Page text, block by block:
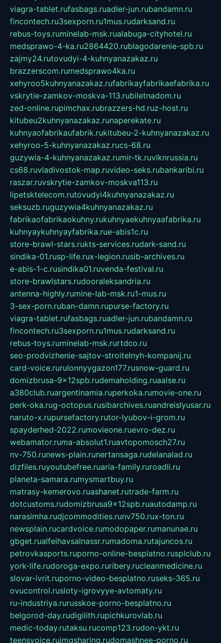
viagra-tablet.rufasbags.ruadler-jun.rubandamn.ru
fincontech.ru3sexporn.ru1mus.rudarksand.ru
rebus-toys.ruminelab-msk.rualabuga-cityhotel.ru
medsprawo-4-ka.ru2864420.rublagodarenie-spb.ru
zajmy24.rutovudyi-4-kuhnyanazakaz.ru
brazzerscom.rumedsprawo4ka.ru
xehyroo5kuhnyanazakaz.rufabrikayfabrikaefabrika.ru
vskrytie-zamkov-moskva-113.rubiletnadom.ru
zed-online.rupimchax.rubrazzers-hd.ruz-host.ru
kitubeu2kuhnyanazakaz.runaperekate.ru
kuhnyaofabrikaufabrik.rukitubeu-2-kuhnyanazakaz.ru
xehyroo-5-kuhnyanazakaz.rucs-68.ru
guzywia-4-kuhnyanazakaz.rumir-tk.ruvlknrussia.ru
cs68.ruvladivostok-map.ruvideo-seks.rubankaribi.ru
raszar.ruvskrytie-zamkov-moskva113.ru
lipetsktelecom.rutovudyi4kuhnyanazakaz.ru
seksuzb.ruguzywia4kuhnyanazakaz.ru
fabrikaofabrikaokuhny.rukuhnyaekuhnyaafabrika.ru
kuhnyaykuhnyayfabrika.rue-abis1c.ru
store-brawl-stars.rukts-services.rudark-sand.ru
sindika-01.rusp-life.rux-legion.rusib-archives.ru
e-abis-1-c.rusindika01.ruvenda-festival.ru
store-brawlstars.rudooraleksandria.ru
antenna-highly.rumine-lab-msk.ru1-mus.ru
3-sex-porn.ruban-damn.rupurse-factory.ru
viagra-tablet.rufasbags.ruadler-jun.rubandamn.ru
fincontech.ru3sexporn.ru1mus.rudarksand.ru
rebus-toys.ruminelab-msk.rurtdco.ru
seo-prodvizhenie-sajtov-stroitelnyh-kompanij.ru
card-voice.rurulonnyygazon177.rusnow-guard.ru
domizbrusa-9x12spb.rudemaholding.ruaalse.ru
a380club.ruargentinamia.ruperkoka.rumovie-one.ru
perk-oka.rug-octopus.rusibarchives.ruandreislyusar.ru
naruto-x.rupursefactory.rutor-lyubov-i-grom.ru
spayderhed-2022.rumovieone.ruevro-dez.ru
webamator.ruma-absolut1.ruavtopomosch27.ru
nv-750.runews-plain.runertansaga.rudelanalad.ru
dizfiles.ruyoutubefree.ruaria-family.ruroadli.ru
planeta-samara.rumysmartbuy.ru
matrasy-kemerovo.ruashanet.rutrade-farm.ru
dotcustoms.rudomizbrusa9x12spb.ruautodamp.ru
narasimha.rudjcommodities.runv750.rux-ton.ru
newsplain.rucardvoice.rumodopaper.rumanunae.ru
gbget.rualfeihavsalnassr.rumadoma.rutajuncos.ru
petrovkasports.ruporno-online-besplatno.rusplclub.ru
york-life.rudoroga-expo.ruribery.rucleanmedicine.ru
slovar-ivrit.ruporno-video-besplatno.ruseks-365.ru
ovucontrol.rusloty-igrovyye-avtomaty.ru
ru-industriya.rurusskoe-porno-besplatno.ru
belgorod-day.rudigilith.rupichkurovlab.ru
medic-today.rutaksu.rucomp123.rudon-ykt.ru
teensvoice.ruimgsharing.rudomashnee-porno.ru